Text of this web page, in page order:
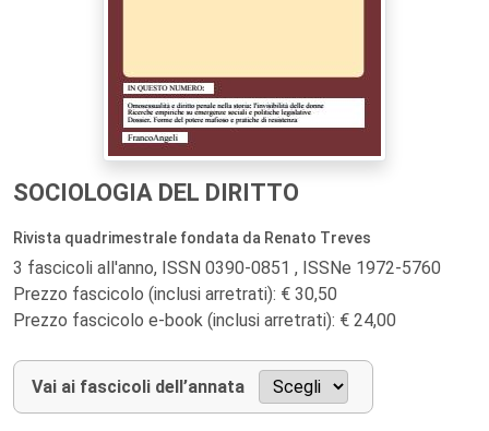
SOCIOLOGIA DEL DIRITTO
Rivista quadrimestrale fondata da Renato Treves
3 fascicoli all'anno, ISSN 0390-0851 , ISSNe 1972-5760
Prezzo fascicolo (inclusi arretrati): € 30,50
Prezzo fascicolo e-book (inclusi arretrati): € 24,00
Vai ai fascicoli dell’annata